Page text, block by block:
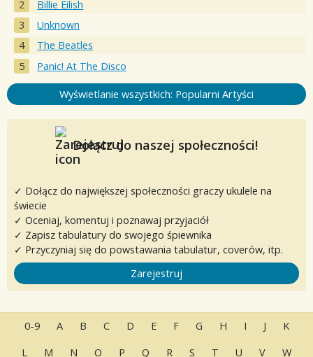
Billie Eilish
Unknown
The Beatles
Panic! At The Disco
Wyświetlanie wszystkich: Popularni Artyści
Dołącz do naszej społeczności!
✓ Dołącz do największej społeczności graczy ukulele na
świecie
✓ Oceniaj, komentuj i poznawaj przyjaciół
✓ Zapisz tabulatury do swojego śpiewnika
✓ Przyczyniaj się do powstawania tabulatur, coverów, itp.
Zarejestruj
0-9 A B C D E F G H I J
K
L
M N O P Q R S T U V W